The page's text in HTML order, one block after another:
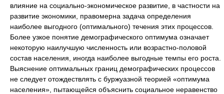
влияние на социально-экономическое развитие, в частности на
развитие экономики, правомерна задача определения
наиболее выгодного (оптимального) течения этих процессов.
Более узкое понятие демографического оптимума означает
некоторую наилучшую численность или возрастно-половой
состав населения, иногда наиболее выгодные темпы его роста.
Выяснение оптимальных границ демографических процессов
не следует отождествлять с буржуазной теорией «оптимума
населения», пытающейся объяснить социальное неравенство